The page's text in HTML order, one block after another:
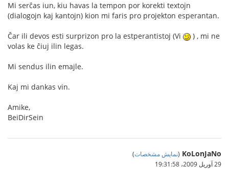
Mi serĉas iun, kiu havas la tempon por korekti textojn
(dialogojn kaj kantojn) kion mi faris pro projekton esperantan.
Ĉar ili devos esti surprizon pro la estperantistoj (Vi
) , mi ne
volas ke ĉiuj ilin legas.
Mi sendus ilin emajle.
Kaj mi dankas vin.
Amike,
BeiDirSein
KoLonJaNo
(نمایش مشخصات)
29 آوریل 2009،‏ 19:31:58